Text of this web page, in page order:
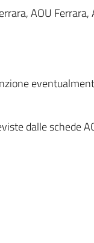
AOU Ferrara,
dalle schede